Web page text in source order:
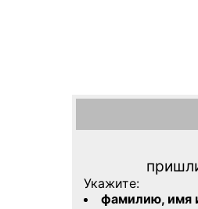
Укажите:
фамилию, имя